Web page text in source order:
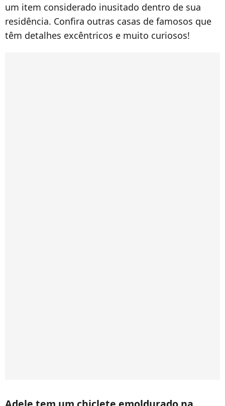
um item considerado inusitado dentro de sua
residência. Confira outras casas de famosos que
têm detalhes excêntricos e muito curiosos!